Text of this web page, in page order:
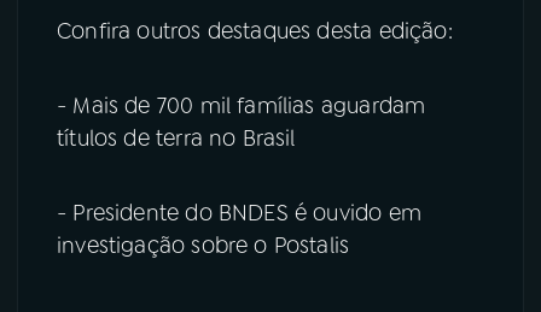
Confira outros destaques desta edição:
- Mais de 700 mil famílias aguardam
títulos de terra no Brasil
- Presidente do BNDES é ouvido em
investigação sobre o Postalis